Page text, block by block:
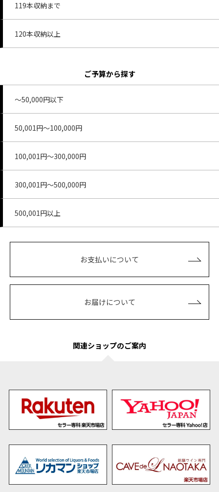
119本収納まで
120本収納以上
ご予算から探す
～50,000円以下
50,001円～100,000円
100,001円～300,000円
300,001円～500,000円
500,001円以上
お支払いについて
お届けについて
関連ショップのご案内